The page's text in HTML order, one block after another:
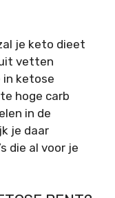
je keto dieet
vetten
in ketose
hoge carb
in de
je daar
die al voor je